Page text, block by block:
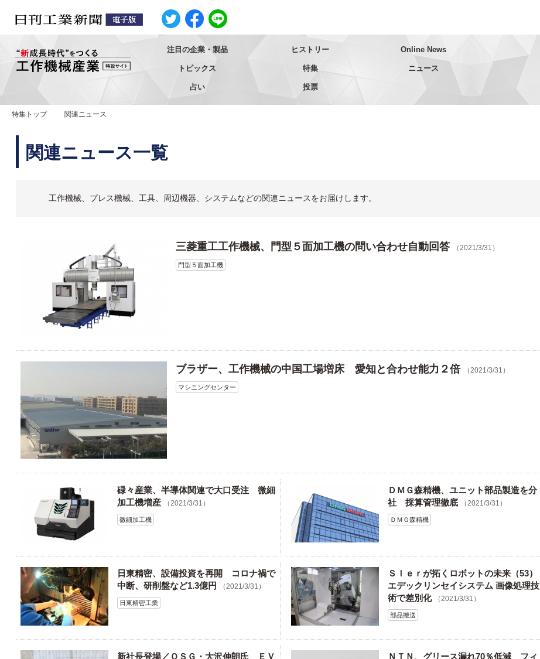
注目の企業・製品 ヒストリー Online News
トピックス 特集 ニュース
占い 投票
特集トップ 関連ニュース
関連ニュース一覧
工作機械、プレス機械、工具、周辺機器、システムなどの関連ニュースをお届けします。
三菱重工工作機械、門型５面加工機の問い合わせ自動回答 （2021/3/31）
門型５面加工機
ブラザー、工作機械の中国工場増床 愛知と合わせ能力２倍 （2021/3/31）
マシニングセンター
碌々産業、半導体関連で大口受注 微細
加工機増産
（2021/3/31）
微細加工機
ＤＭＧ森精機、ユニット部品製造を分
社 採算管理徹底
（2021/3/31）
ＤＭＧ森精機
日東精密、設備投資を再開 コロナ禍で
中断、研削盤など1.3億円
（2021/3/31）
日東精密工業
ＳＩｅｒが拓くロボットの未来（53）
エデックリンセイシステム 画像処理技
術で差別化
（2021/3/31）
部品搬送
新社長登場／ＯＳＧ・大沢伸朗氏 ＥＶ
ＮＴＮ、グリース漏れ70％低減 フィ